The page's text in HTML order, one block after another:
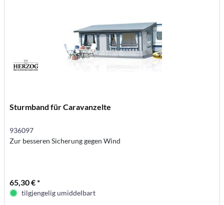
Sturmband für Caravanzelte
936097
Zur besseren Sicherung gegen Wind
65,30 € *
tilgjengelig umiddelbart